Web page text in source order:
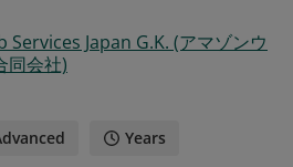
Services Japan G.K. (アマゾンウ
同会社)
Years